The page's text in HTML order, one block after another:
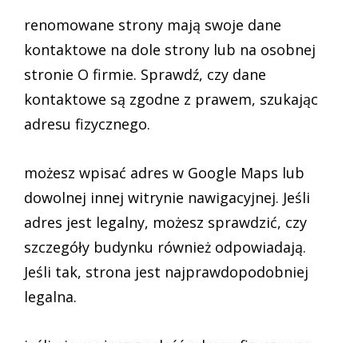
renomowane strony mają swoje dane
kontaktowe na dole strony lub na osobnej
stronie O firmie. Sprawdź, czy dane
kontaktowe są zgodne z prawem, szukając
adresu fizycznego.
możesz wpisać adres w Google Maps lub
dowolnej innej witrynie nawigacyjnej. Jeśli
adres jest legalny, możesz sprawdzić, czy
szczegóły budynku również odpowiadają.
Jeśli tak, strona jest najprawdopodobniej
legalna.